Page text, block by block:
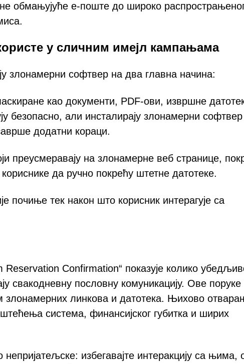
обмањујуће е-поште до широко
у сличним имејл кампањама
злонамерни софтвер на два главна начина:
као документи, PDF-ови, извршне
безопасно, али инсталирају злонамерни софтвер
додатни кораци.
преусмеравају на злонамерне веб странице,
да ручно покрећу штетне датотеке.
почиње тек након што корисник интерагује са
Confirmation“ показује колико
свакодневну пословну комуникацију. Ове поруке
линкова и датотека. Њихово
система, финансијског губитка и ширих
непријатељске: избегавајте интеракцију са њима,